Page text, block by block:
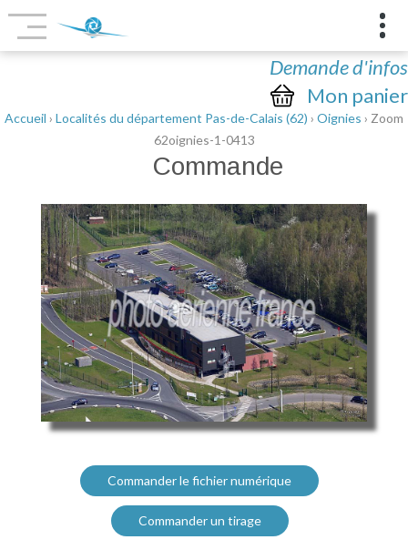
Demande d'infos
Mon panier
Accueil › Localités du département Pas-de-Calais (62) › Oignies › Zoom
62oignies-1-0413
Commande
Commander le fichier numérique
Commander un tirage